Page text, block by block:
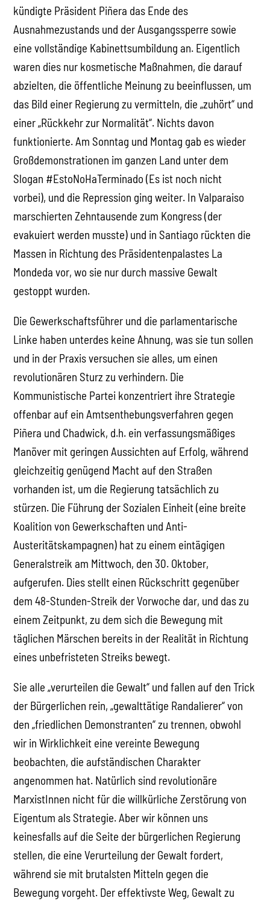
kündigte Präsident Piñera das Ende des
Ausnahmezustands und der Ausgangssperre sowie
eine vollständige Kabinettsumbildung an. Eigentlich
waren dies nur kosmetische Maßnahmen, die darauf
abzielten, die öffentliche Meinung zu beeinflussen, um
das Bild einer Regierung zu vermitteln, die „zuhört“ und
einer „Rückkehr zur Normalität“. Nichts davon
funktionierte. Am Sonntag und Montag gab es wieder
Großdemonstrationen im ganzen Land unter dem
Slogan #EstoNoHaTerminado (Es ist noch nicht
vorbei), und die Repression ging weiter. In Valparaiso
marschierten Zehntausende zum Kongress (der
evakuiert werden musste) und in Santiago rückten die
Massen in Richtung des Präsidentenpalastes La
Mondeda vor, wo sie nur durch massive Gewalt
gestoppt wurden.
Die Gewerkschaftsführer und die parlamentarische
Linke haben unterdes keine Ahnung, was sie tun sollen
und in der Praxis versuchen sie alles, um einen
revolutionären Sturz zu verhindern. Die
Kommunistische Partei konzentriert ihre Strategie
offenbar auf ein Amtsenthebungsverfahren gegen
Piñera und Chadwick, d.h. ein verfassungsmäßiges
Manöver mit geringen Aussichten auf Erfolg, während
gleichzeitig genügend Macht auf den Straßen
vorhanden ist, um die Regierung tatsächlich zu
stürzen. Die Führung der Sozialen Einheit (eine breite
Koalition von Gewerkschaften und Anti-
Austeritätskampagnen) hat zu einem eintägigen
Generalstreik am Mittwoch, den 30. Oktober,
aufgerufen. Dies stellt einen Rückschritt gegenüber
dem 48-Stunden-Streik der Vorwoche dar, und das zu
einem Zeitpunkt, zu dem sich die Bewegung mit
täglichen Märschen bereits in der Realität in Richtung
eines unbefristeten Streiks bewegt.
Sie alle „verurteilen die Gewalt“ und fallen auf den Trick
der Bürgerlichen rein, „gewalttätige Randalierer“ von
den „friedlichen Demonstranten“ zu trennen, obwohl
wir in Wirklichkeit eine vereinte Bewegung
beobachten, die aufständischen Charakter
angenommen hat. Natürlich sind revolutionäre
MarxistInnen nicht für die willkürliche Zerstörung von
Eigentum als Strategie. Aber wir können uns
keinesfalls auf die Seite der bürgerlichen Regierung
stellen, die eine Verurteilung der Gewalt fordert,
während sie mit brutalsten Mitteln gegen die
Bewegung vorgeht. Der effektivste Weg, Gewalt zu